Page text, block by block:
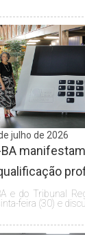
julho de 2026
BA
e do Tribunal
feira (30) e